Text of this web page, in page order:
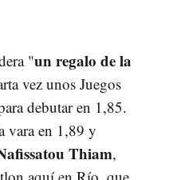
"un regalo de la
vez unos Juegos
debutar en 1,85.
vara en 1,89 y
Thiam,